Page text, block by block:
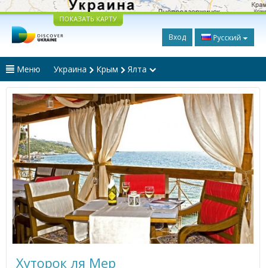
ПОКАЗАТЬ КАРТУ
Вход Русский
Меню Украина Крым Ялта
Хуторок ля Мер